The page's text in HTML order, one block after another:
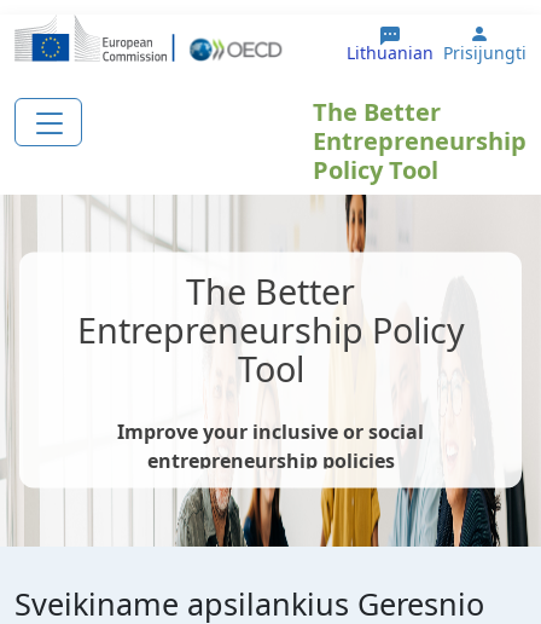
Pereiti į pagrindinį turinį
Lithuanian User
Prisijungti
The Better
Entrepreneurship
Policy Tool
The Better
Entrepreneurship Policy
Tool
Improve your inclusive or social
entrepreneurship policies
Sveikiname apsilankius Geresnio